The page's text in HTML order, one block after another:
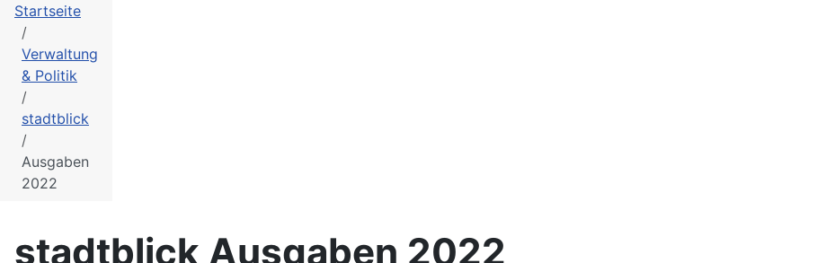
Startseite
Verwaltung
& Politik
stadtblick
Ausgaben
2022
stadtblick Ausgaben 2022